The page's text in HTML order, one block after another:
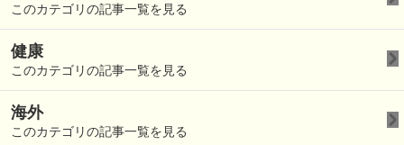
このカテゴリの記事一覧を見る
健康
このカテゴリの記事一覧を見る
海外
このカテゴリの記事一覧を見る